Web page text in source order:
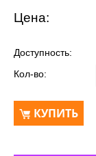
Цена:
Доступность:
Кол-во:
КУПИТЬ